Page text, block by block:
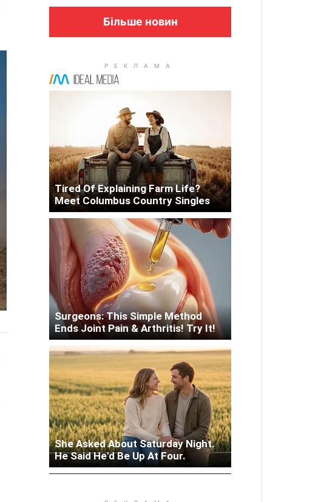
Більше новин
Tired Of Explaining Farm Life?
Meet Columbus Country Singles
Surgeons: This Simple Method
Ends Joint Pain & Arthritis! Try It!
She Asked About Saturday Night.
He Said He'd Be Up At Four.
Woman Lives In Garage - Don't
Judge Until You Peek Inside